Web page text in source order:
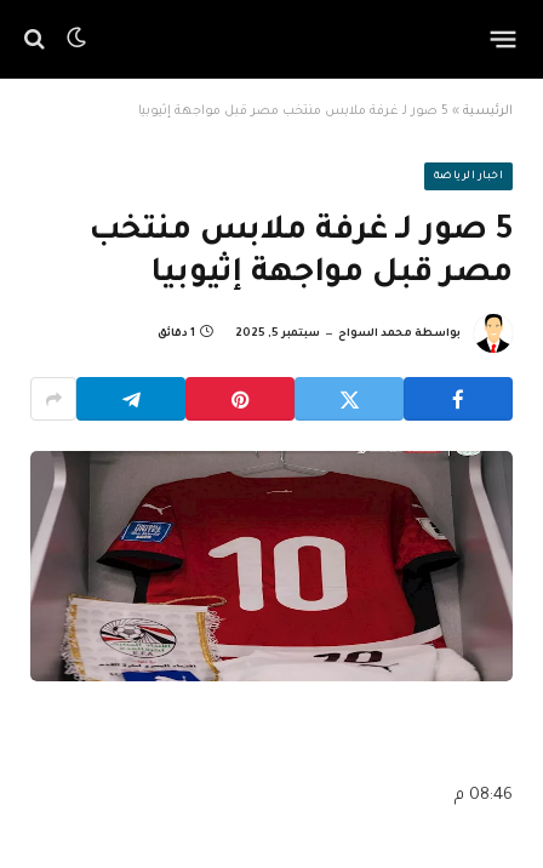
الرئيسية » 5 صور لـ غرفة ملابس منتخب مصر قبل مواجهة إثيوبيا
اخبار الرياضة
5 صور لـ غرفة ملابس منتخب
مصر قبل مواجهة إثيوبيا
بواسطة محمد السواح سبتمبر 5, 2025 1 دقائق
08:46 م